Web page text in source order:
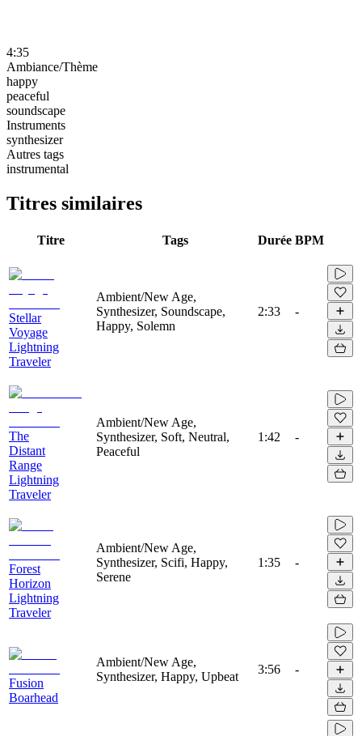
4:35
Ambiance/Thème
happy
peaceful
soundscape
Instruments
synthesizer
Autres tags
instrumental
Titres similaires
Titre Tags Durée BPM
Stellar
Voyage
Lightning
Traveler
Ambient/New Age,
Synthesizer, Soundscape,
Happy, Solemn
2:33 -
The
Distant
Range
Lightning
Traveler
Ambient/New Age,
Synthesizer, Soft, Neutral,
Peaceful
1:42 -
Forest
Horizon
Lightning
Traveler
Ambient/New Age,
Synthesizer, Scifi, Happy,
Serene
1:35 -
Fusion
Boarhead
Ambient/New Age,
Synthesizer, Happy, Upbeat
3:56 -